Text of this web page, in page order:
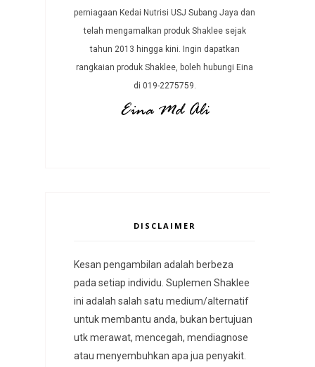
perniagaan Kedai Nutrisi USJ Subang Jaya dan
telah mengamalkan produk Shaklee sejak
tahun 2013 hingga kini. Ingin dapatkan
rangkaian produk Shaklee, boleh hubungi Eina
di 019-2275759.
DISCLAIMER
Kesan pengambilan adalah berbeza
pada setiap individu. Suplemen Shaklee
ini adalah salah satu medium/alternatif
untuk membantu anda, bukan bertujuan
utk merawat, mencegah, mendiagnose
atau menyembuhkan apa jua penyakit.